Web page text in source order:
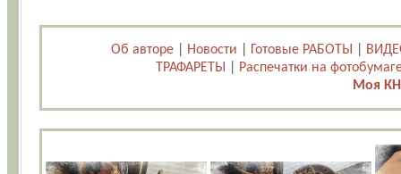
Об авторе Новости Готовые РАБОТЫ
ТРАФАРЕТЫ
Распечатки на
Моя